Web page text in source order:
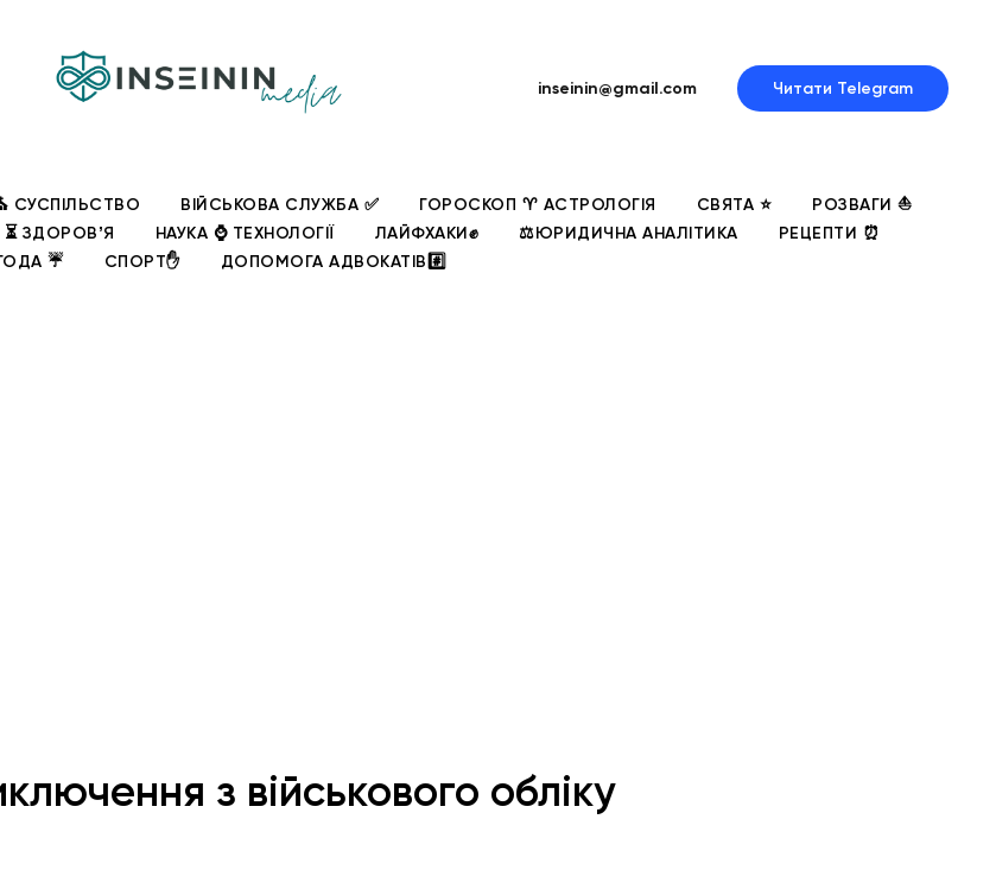
inseinin@gmail.com Читати Telegram
СУСПІЛЬСТВО ВІЙСЬКОВА СЛУЖБА ✅ ГОРОСКОП ♈ АСТРОЛОГІЯ СВЯТА ⭐
РОЗВАГИ ⛵
ЗДОРОВʼЯ НАУКА ⌚ ТЕХНОЛОГІЇ ЛАЙФХАКИ✊ ⚖️ЮРИДИЧНА АНАЛІТИКА
РЕЦЕПТИ ⏰
☔
СПОРТ✋ ДОПОМОГА АДВОКАТІВ#️⃣
з військового обліку